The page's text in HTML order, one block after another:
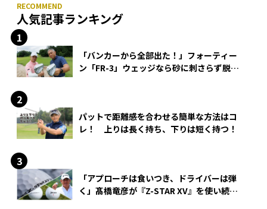
人気記事ランキング
「バンカーから全部出た！」フォーティー
ン「FR-3」ウェッジなら砂に刺さらず脱出
パットで距離感を合わせる簡単な方法はコ
レ！ 上りは長く持ち、下りは短く持つ！
「アプローチは食いつき、ドライバーは弾
く」髙橋竜彦が『Z-STAR XV』を使い続け